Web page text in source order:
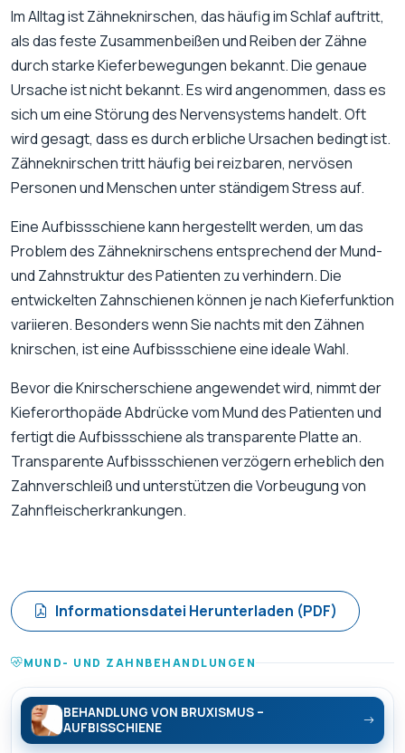
MUND- UND ZAHNBEHANDLUNGEN
BEHANDLUNG VON BRUXISMUS –
AUFBISSCHIENE
Im Alltag ist Zähneknirschen, das häufig im Schlaf auftritt,
als das feste Zusammenbeißen und Reiben der Zähne
durch starke Kieferbewegungen bekannt. Die genaue
Ursache ist nicht bekannt. Es wird angenommen, dass es
sich um eine Störung des Nervensystems handelt. Oft
wird gesagt, dass es durch erbliche Ursachen bedingt ist.
Zähneknirschen tritt häufig bei reizbaren, nervösen
Personen und Menschen unter ständigem Stress auf.
Eine Aufbissschiene kann hergestellt werden, um das
Problem des Zähneknirschens entsprechend der Mund-
und Zahnstruktur des Patienten zu verhindern. Die
entwickelten Zahnschienen können je nach Kieferfunktion
variieren. Besonders wenn Sie nachts mit den Zähnen
knirschen, ist eine Aufbissschiene eine ideale Wahl.
Bevor die Knirscherschiene angewendet wird, nimmt der
Kieferorthopäde Abdrücke vom Mund des Patienten und
fertigt die Aufbissschiene als transparente Platte an.
Transparente Aufbissschienen verzögern erheblich den
Zahnverschleiß und unterstützen die Vorbeugung von
Zahnfleischerkrankungen.
Informationsdatei Herunterladen (PDF)